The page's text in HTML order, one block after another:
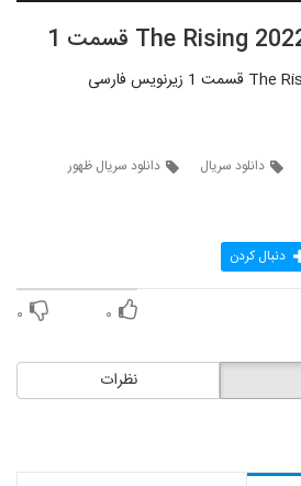
دانلود سریال دانلود سریال ظهور
دنبال کردن
۰ ۰
نظرات